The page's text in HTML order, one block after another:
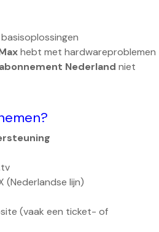
hebt met hardwareproblemen
Nederland niet
(Nederlandse lijn)
(vaak een ticket- of